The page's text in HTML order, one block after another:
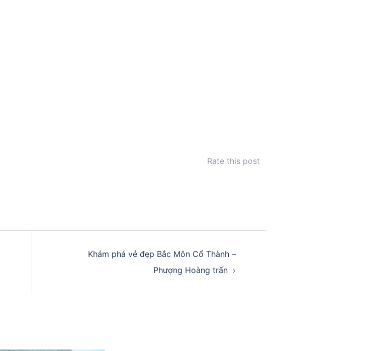
Rate this post
Khám phá vẻ đẹp Bắc Môn Cổ Thành –
Phượng Hoàng trấn